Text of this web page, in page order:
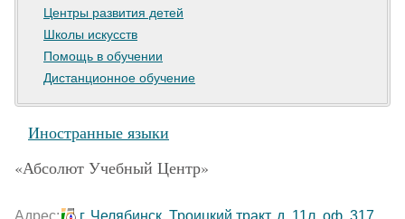
Центры развития детей
Школы искусств
Помощь в обучении
Дистанционное обучение
Иностранные языки
«Абсолют Учебный Центр»